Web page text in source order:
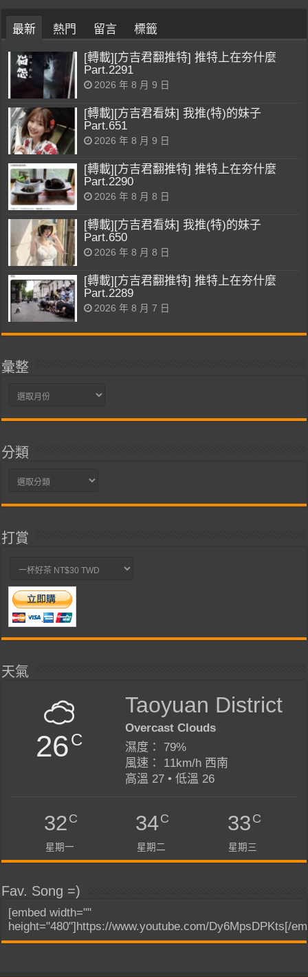
最新 熱門 留言 標籤
[轉載][方吉君翻推特] 推特上在夯什麼
Part.2291
2026 年 8 月 9 日
[轉載][方吉君看妹] 我推(特)的妹子
Part.651
2026 年 8 月 9 日
[轉載][方吉君翻推特] 推特上在夯什麼
Part.2290
2026 年 8 月 8 日
[轉載][方吉君看妹] 我推(特)的妹子
Part.650
2026 年 8 月 8 日
[轉載][方吉君翻推特] 推特上在夯什麼
Part.2289
2026 年 8 月 7 日
彙整
彙
分類
分
打賞
天氣
26C
Taoyuan District
Overcast Clouds
濕度： 79%
風速： 11km/h 西南
高溫 27 • 低溫 26
32C
星期一
34C
星期二
33C
星期三
Fav. Song =)
[embed width=""
height="480"]https://www.youtube.com/Dy6MpsDPKts[/